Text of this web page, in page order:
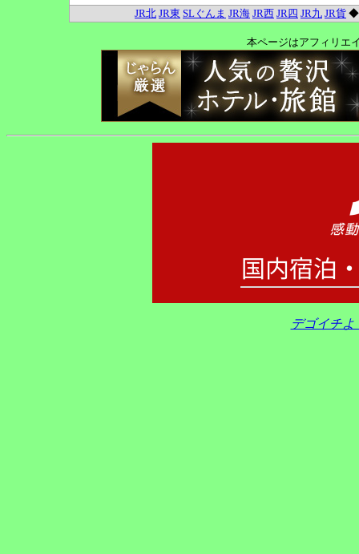
JR北 JR東 SLぐんま JR海 JR西 JR四 JR九 JR貨
本ページはアフィリエ
デゴイチよ